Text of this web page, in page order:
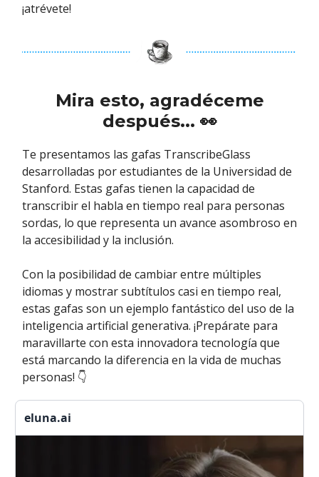
¡atrévete!
Mira esto, agradéceme
después... 👀
Te presentamos las gafas TranscribeGlass
desarrolladas por estudiantes de la Universidad de
Stanford. Estas gafas tienen la capacidad de
transcribir el habla en tiempo real para personas
sordas, lo que representa un avance asombroso en
la accesibilidad y la inclusión.
Con la posibilidad de cambiar entre múltiples
idiomas y mostrar subtítulos casi en tiempo real,
estas gafas son un ejemplo fantástico del uso de la
inteligencia artificial generativa. ¡Prepárate para
maravillarte con esta innovadora tecnología que
está marcando la diferencia en la vida de muchas
personas! 👇
eluna.ai